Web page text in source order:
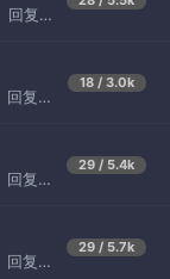
回复
回复
18 / 3.0k
回复
29 / 5.4k
回复
29 / 5.7k